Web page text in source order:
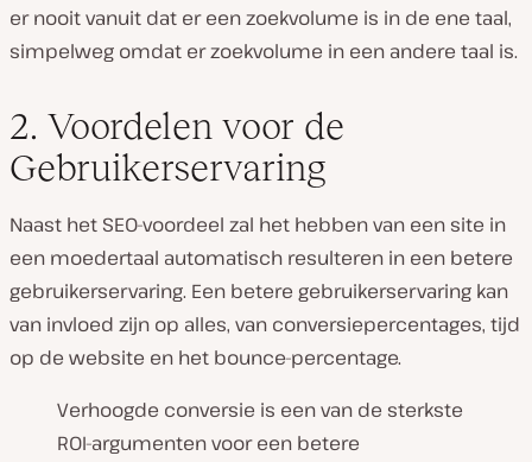
er nooit vanuit dat er een zoekvolume is in de ene taal,
simpelweg omdat er zoekvolume in een andere taal is.
2. Voordelen voor de
Gebruikerservaring
Naast het SEO-voordeel zal het hebben van een site in
een moedertaal automatisch resulteren in een betere
gebruikerservaring. Een betere gebruikerservaring kan
van invloed zijn op alles, van conversiepercentages, tijd
op de website en het bounce-percentage.
Verhoogde conversie is een van de sterkste
ROI-argumenten voor een betere